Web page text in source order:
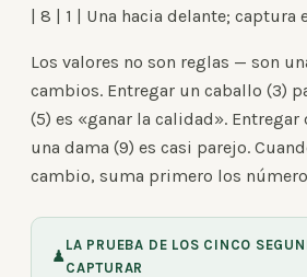
| 8 | 1 | Una hacia delante; captura
Los valores no son reglas — son
cambios. Entregar un caballo (3)
(5) es «ganar la calidad». Entregar
una dama (9) es casi parejo.
cambio, suma primero los
♟
LA PRUEBA DE LOS CINCO
CAPTURAR